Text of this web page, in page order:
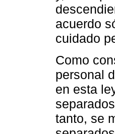
acuerdo
cuidado
Como
personal
en esta
tanto, se